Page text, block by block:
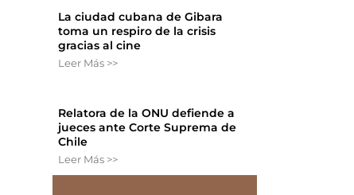
La ciudad cubana de Gibara
toma un respiro de la crisis
gracias al cine
Leer Más >>
Relatora de la ONU defiende a
jueces ante Corte Suprema de
Chile
Leer Más >>